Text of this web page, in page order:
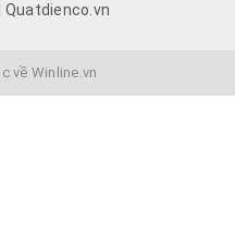
Quatdienco.vn
về Winline.vn